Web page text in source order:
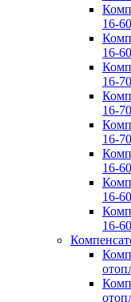
16-
16-
16-
16-
16-
16-
16-
16-